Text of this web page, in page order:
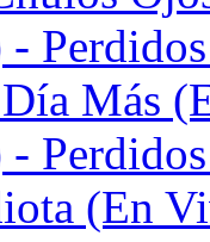
Más
(En